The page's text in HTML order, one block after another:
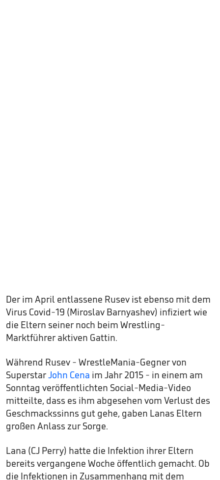
Der im April entlassene Rusev ist ebenso mit dem
Virus Covid-19 (Miroslav Barnyashev) infiziert wie
die Eltern seiner noch beim Wrestling-
Marktführer aktiven Gattin.
Während Rusev - WrestleMania-Gegner von
SuperstarJohn Cena im Jahr 2015 - in einem am
Sonntag veröffentlichten Social-Media-Video
mitteilte, dass es ihm abgesehen vom Verlust des
Geschmackssinns gut gehe, gaben Lanas Eltern
großen Anlass zur Sorge.
Lana (CJ Perry) hatte die Infektion ihrer Eltern
bereits vergangene Woche öffentlich gemacht. Ob
die Infektionen in Zusammenhang mit dem